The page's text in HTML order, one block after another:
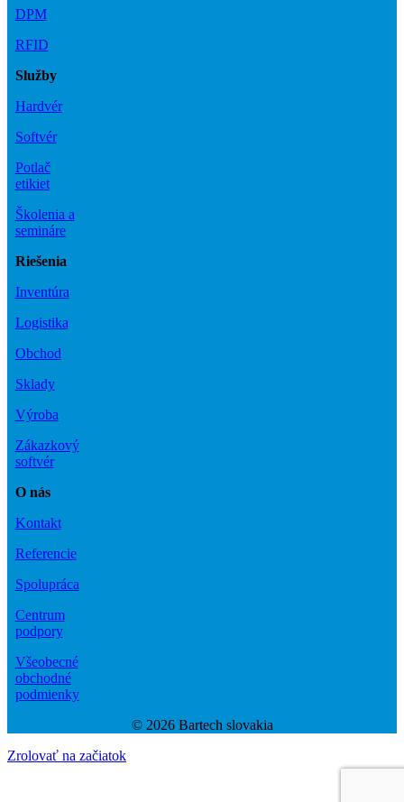
DPM
RFID
Služby
Hardvér
Softvér
Potlač
etikiet
Školenia a
semináre
Riešenia
Inventúra
Logistika
Obchod
Sklady
Výroba
Zákazkový
softvér
O nás
Kontakt
Referencie
Spolupráca
Centrum
podpory
Všeobecné
obchodné
podmienky
© 2026 Bartech slovakia
Zrolovať na začiatok